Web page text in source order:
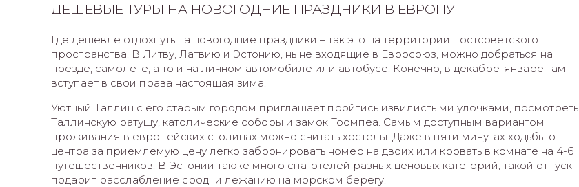
ДЕШЕВЫЕ ТУРЫ НА НОВОГОДНИЕ ПРАЗДНИКИ В ЕВРОПУ
Где дешевле отдохнуть на новогодние праздники – так это на территории постсоветского
пространства. В Литву, Латвию и Эстонию, ныне входящие в Евросоюз, можно добраться на
поезде, самолете, а то и на личном автомобиле или автобусе. Конечно, в декабре-январе там
вступает в свои права настоящая зима.
Уютный Таллин с его старым городом приглашает пройтись извилистыми улочками, посмотреть
Таллинскую ратушу, католические соборы и замок Тоомпеа. Самым доступным вариантом
проживания в европейских столицах можно считать хостелы. Даже в пяти минутах ходьбы от
центра за приемлемую цену легко забронировать номер на двоих или кровать в комнате на 4-6
путешественников. В Эстонии также много спа-отелей разных ценовых категорий, такой отпуск
подарит расслабление сродни лежанию на морском берегу.